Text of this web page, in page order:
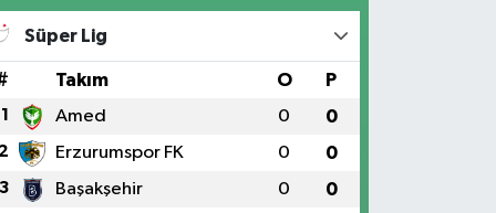
Süper Lig
Takım O P
1 Amed 0 0
2 Erzurumspor FK 0 0
3 Başakşehir 0 0